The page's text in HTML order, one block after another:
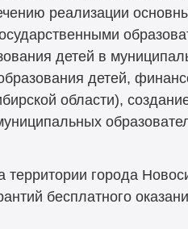
реализации
детей в
детей,
области),
города
бесплатного